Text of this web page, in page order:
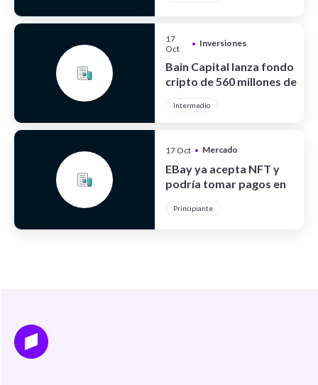
17
Oct
• Inversiones
Bain Capital lanza fondo
cripto de 560 millones de
Intermedio
17 Oct • Mercado
EBay ya acepta NFT y
podría tomar pagos en
Principiante